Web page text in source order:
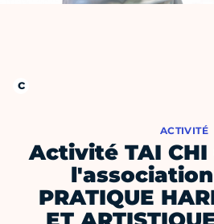
ACTIVITÉ
Activité TAI CHI
l'association
PRATIQUE